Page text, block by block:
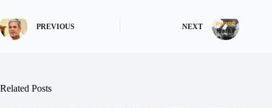
PREVIOUS NEXT
Related Posts